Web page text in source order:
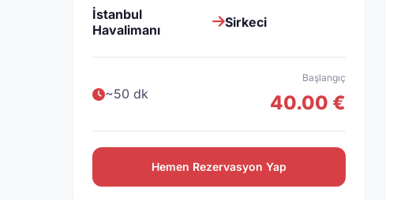
İstanbul
Havalimanı
Sirkeci
~50 dk
Başlangıç
40.00 €
Hemen Rezervasyon Yap